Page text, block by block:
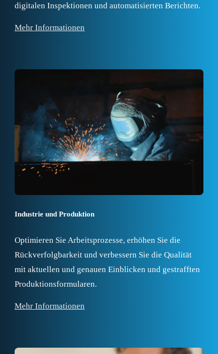
digitalen Inspektionen und automatisierten Berichten.
Mehr Informationen
Industrie und Produktion
Optimieren Sie Arbeitsprozesse, erhöhen Sie die
Rückverfolgbarkeit und verbessern Sie die Qualität
mit aktuellen und genauen Einblicken und gestrafften
Produktionsformularen.
Mehr Informationen